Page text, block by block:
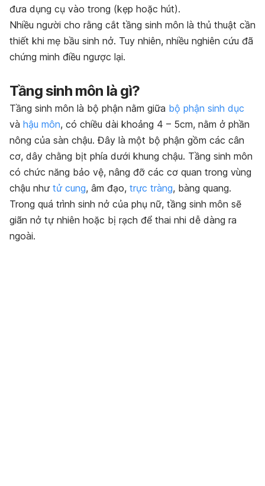
đưa dụng cụ vào trong (kẹp hoặc hút).
Nhiều người cho rằng cắt tầng sinh môn là thủ thuật cần
thiết khi mẹ bầu sinh nở. Tuy nhiên, nhiều nghiên cứu đã
chứng minh điều ngược lại.
Tầng sinh môn là gì?
Tầng sinh môn là bộ phận nằm giữa bộ phận sinh dục
và hậu môn, có chiều dài khoảng 4 – 5cm, nằm ở phần
nông của sàn chậu. Đây là một bộ phận gồm các cân
cơ, dây chằng bịt phía dưới khung chậu. Tầng sinh môn
có chức năng bảo vệ, nâng đỡ các cơ quan trong vùng
chậu như tử cung, âm đạo, trực tràng, bàng quang.
Trong quá trình sinh nở của phụ nữ, tầng sinh môn sẽ
giãn nở tự nhiên hoặc bị rạch để thai nhi dễ dàng ra
ngoài.